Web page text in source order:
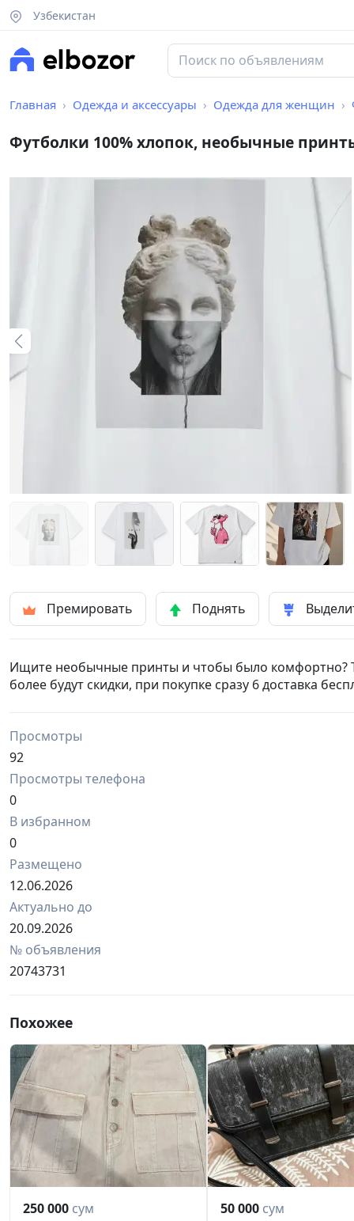
Узбекистан
Главная Одежда и аксессуары Одежда для женщин
Футболки 100% хлопок, необычные
Премировать Поднять
Ищите необычные принты и чтобы было комфортно?
более будут скидки, при покупке сразу 6 доставка
Просмотры
92
Просмотры телефона
0
В избранном
0
Размещено
12.06.2026
Актуально до
20.09.2026
№ объявления
20743731
Похожее
250 000 сум
50 000 сум